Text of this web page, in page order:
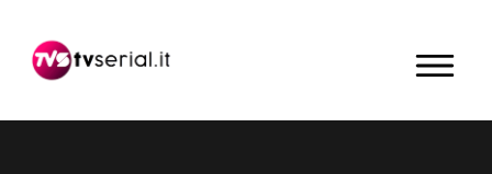
navigazione
contenuto
barra
primaria
MENU